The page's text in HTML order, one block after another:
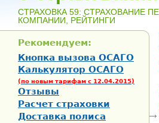
CТРАХОВКА 59: СТРАХОВАНИЕ
КОМПАНИИ, РЕЙТИНГИ
Рекомендуем:
Кнопка вызова ОСАГО
Калькулятор ОСАГО
(по новым тарифам с 12.04.2015)
Отзывы
Расчет страховки
Доставка полиса